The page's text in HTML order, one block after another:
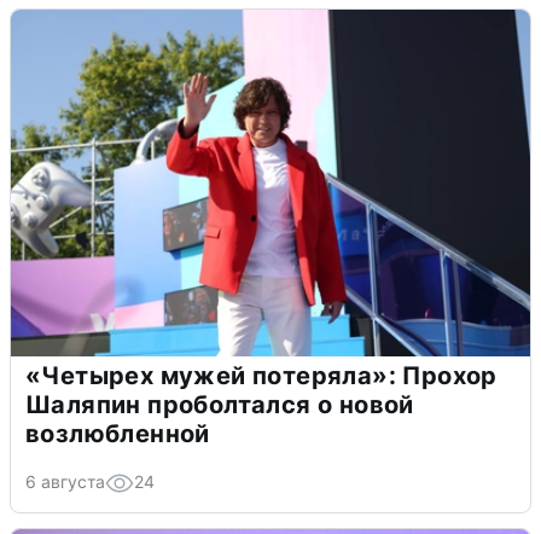
«Четырех мужей потеряла»: Прохор
Шаляпин проболтался о новой
возлюбленной
6 августа 24